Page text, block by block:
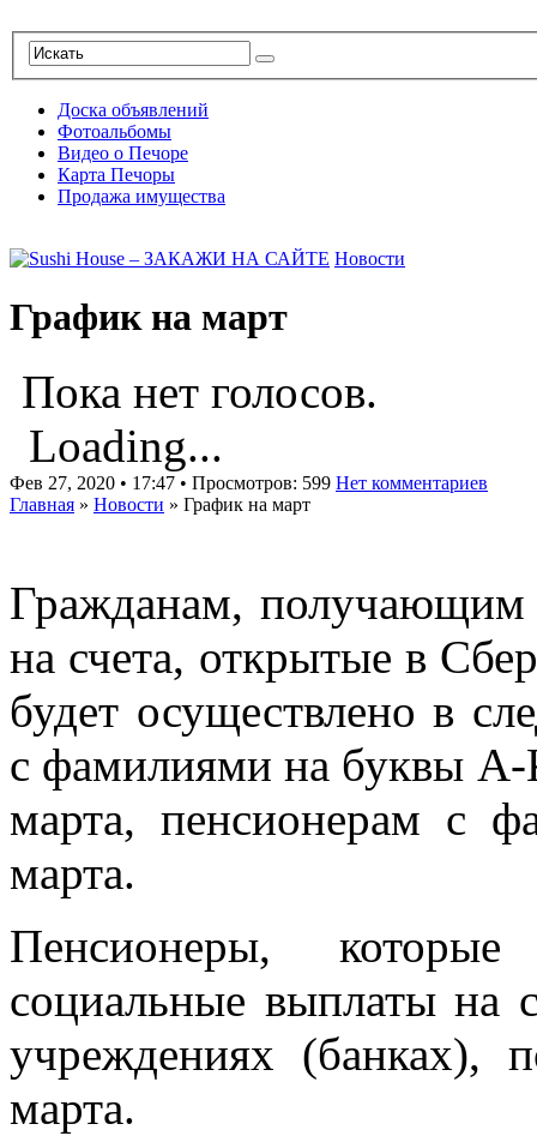
Доска объявлений
Фотоальбомы
Видео о Печоре
Карта Печоры
Продажа имущества
Новости
График на март
Пока нет голосов.
Loading...
Фев 27, 2020 • 17:47 • Просмотров: 599 Нет комментариев
Главная » Новости » График на март
Гражданам, получающим
на счета, открытые в
будет осуществлено в
с фамилиями на буквы А-
марта, пенсионерам с
марта.
Пенсионеры,
социальные выплаты на
учреждениях (банках),
марта.